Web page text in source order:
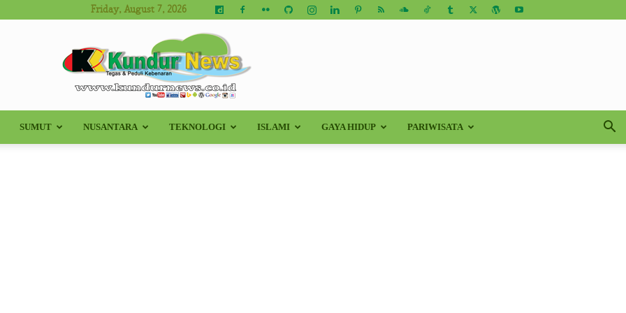
Friday, August 7, 2026
Kundur
SUMUT NUSANTARA TEKNOLOGI ISLAMI GAYA HIDUP PARIWISATA